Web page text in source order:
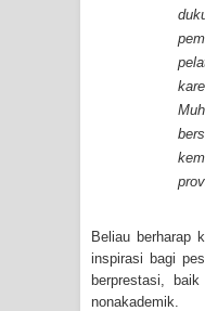
Beliau berharap
inspirasi bagi
berprestasi,
nonakademik.